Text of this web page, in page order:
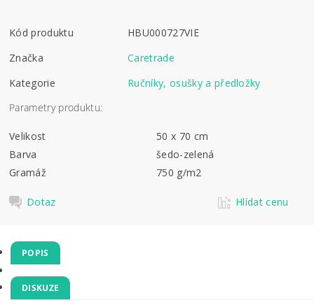
Kód produktu
HBU000727VIE
Značka
Caretrade
Kategorie
Ručníky, osušky a předložky
Parametry produktu:
Velikost
50 x 70 cm
Barva
šedo-zelená
Gramáž
750 g/m2
Dotaz Hlídat cenu
POPIS
DISKUZE